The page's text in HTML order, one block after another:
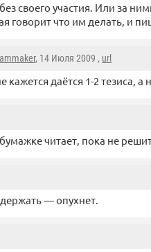
своего участия. Или за
говорит что им делать, и
, 14 Июля 2009 , url
кажется даётся 1-2 тезиса,
читает, пока не
держать — опухнет.